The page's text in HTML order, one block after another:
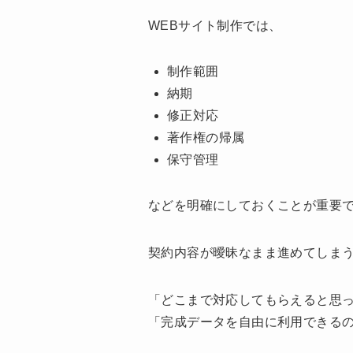
WEBサイト制作では、
制作範囲
納期
修正対応
著作権の帰属
保守管理
などを明確にしておくことが重要で
契約内容が曖昧なまま進めてしまう
「どこまで対応してもらえると思
「完成データを自由に利用できるの